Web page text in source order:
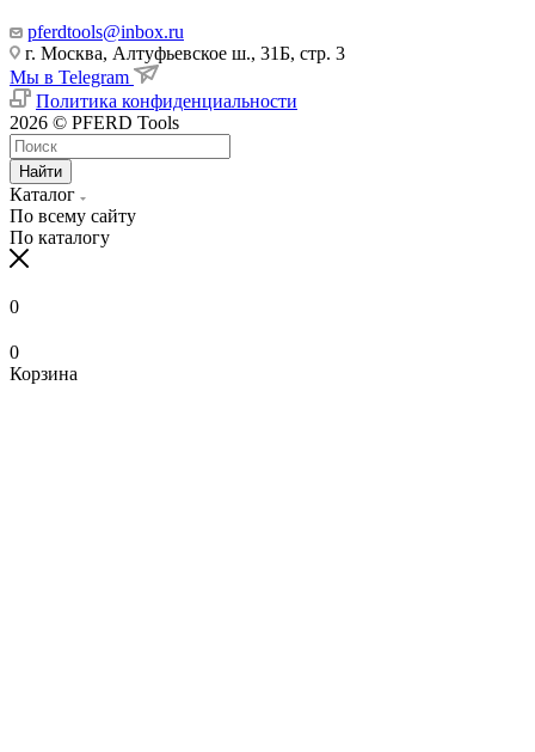
pferdtools@inbox.ru
г. Москва, Алтуфьевское ш., 31Б, стр. 3
Мы в Telegram
Политика конфиденциальности
2026 © PFERD Tools
Найти
Каталог
По всему сайту
По каталогу
0
0
Корзина